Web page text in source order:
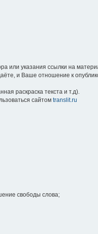
или указания ссылки на
и Ваше отношение к
раскраска текста и т.д).
сайтом translit.ru
свободы слова;